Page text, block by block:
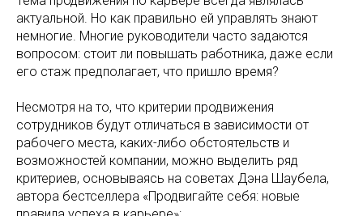
актуальной. Но как правильно ей управлять знают
немногие. Многие руководители часто задаются
вопросом: стоит ли повышать работника, даже если
его стаж предполагает, что пришло время?
Несмотря на то, что критерии продвижения
сотрудников будут отличаться в зависимости от
рабочего места, каких-либо обстоятельств и
возможностей компании, можно выделить ряд
критериев, основываясь на советах Дэна Шаубела,
автора бестселлера «Продвигайте себя: новые